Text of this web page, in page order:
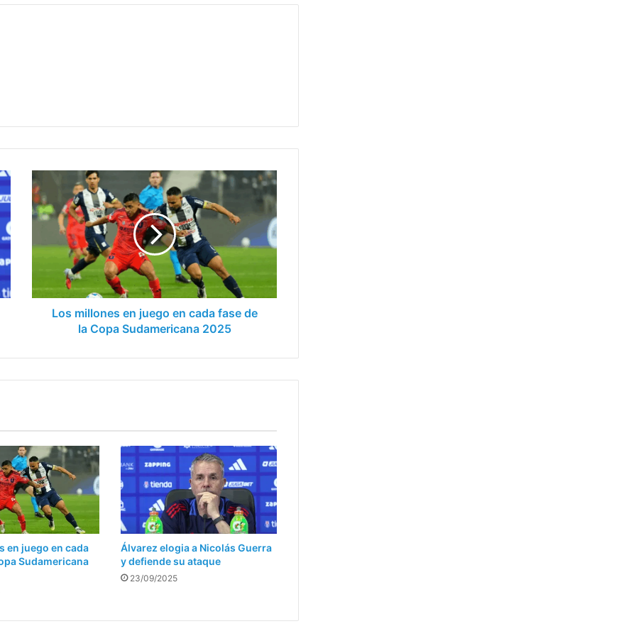
Los
millones
en
juego
la
Copa
Sudamericana
Los millones en juego en cada fase de
la Copa Sudamericana 2025
en juego en cada
Sudamericana
Álvarez elogia a Nicolás Guerra
y defiende su ataque
23/09/2025